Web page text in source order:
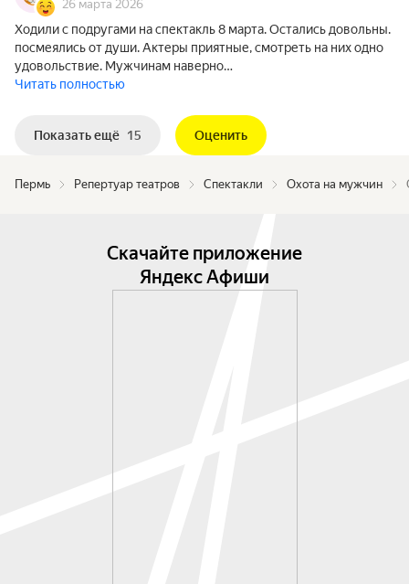
26 марта 2026
Ходили с подругами на спектакль 8 марта. Остались довольны.
посмеялись от души. Актеры приятные, смотреть на них одно
удовольствие. Мужчинам наверно…
Читать полностью
Показать ещё 15 Оценить
Пермь Репертуар театров Спектакли Охота на мужчин
Скачайте приложение
Яндекс Афиши